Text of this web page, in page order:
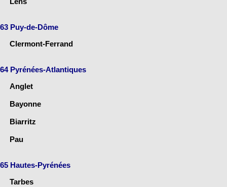
63 Puy-de-Dôme
Clermont-Ferrand
64 Pyrénées-Atlantiques
Anglet
Bayonne
Biarritz
Pau
65 Hautes-Pyrénées
Tarbes